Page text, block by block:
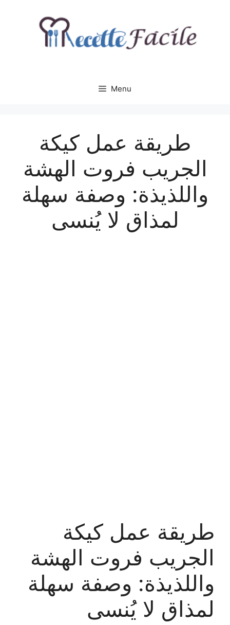
Menu
طريقة عمل كيكة
الجريب فروت الهشة
واللذيذة: وصفة سهلة
لمذاق لا يُنسى
طريقة عمل كيكة
الجريب فروت الهشة
واللذيذة: وصفة سهلة
لمذاق لا يُنسى